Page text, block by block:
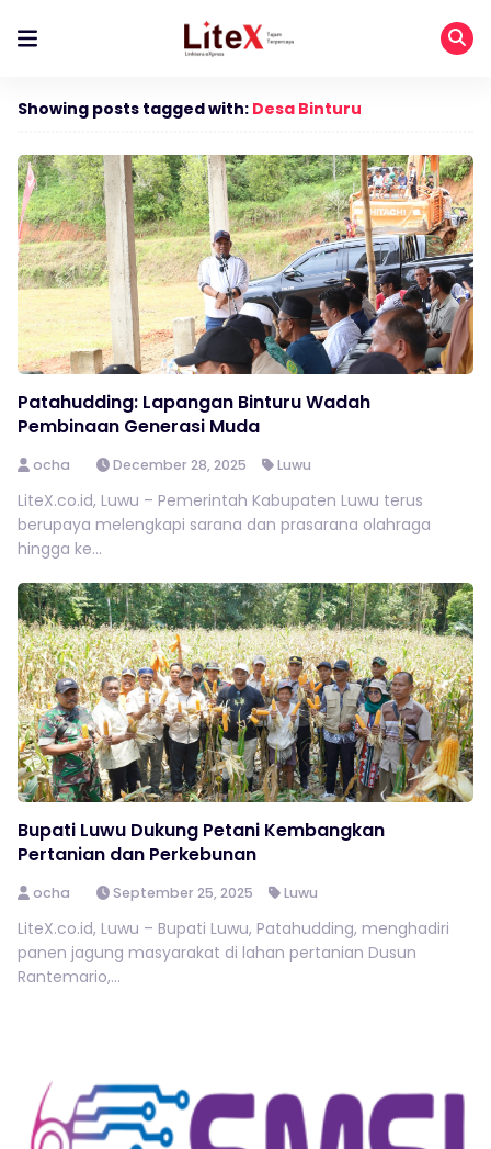
Showing posts tagged with: Desa Binturu
Patahudding: Lapangan Binturu Wadah
Pembinaan Generasi Muda
ocha December 28, 2025 Luwu
LiteX.co.id, Luwu – Pemerintah Kabupaten Luwu terus
berupaya melengkapi sarana dan prasarana olahraga
hingga ke...
Bupati Luwu Dukung Petani Kembangkan
Pertanian dan Perkebunan
ocha September 25, 2025 Luwu
LiteX.co.id, Luwu – Bupati Luwu, Patahudding, menghadiri
panen jagung masyarakat di lahan pertanian Dusun
Rantemario,...